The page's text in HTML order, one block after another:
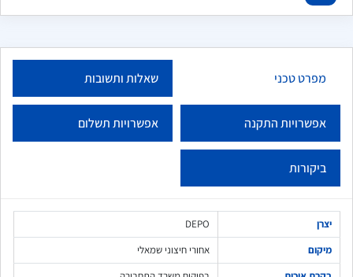
מפרט טכני שאלות ותשובות
אפשרויות התקנה אפשרויות תשלום
ביקורות
יצרן
DEPO
מיקום
אחורי חיצוני שמאלי